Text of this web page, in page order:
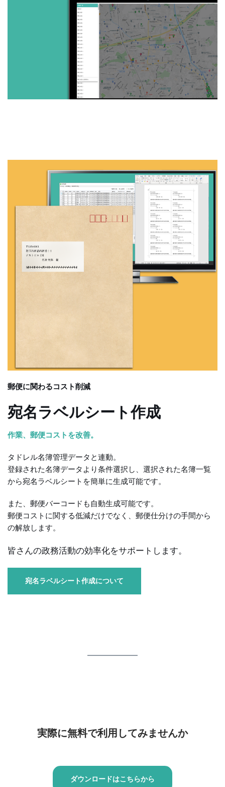
郵便に関わるコスト削減
宛名ラベルシート作成
作業、郵便コストを改善。
タドレル名簿管理データと連動。
登録された名簿データより条件選択し、選択された名簿一覧
から宛名ラベルシートを簡単に生成可能です。
また、郵便バーコードも自動生成可能です。
郵便コストに関する低減だけでなく、郵便仕分けの手間から
の解放します。
皆さんの政務活動の効率化をサポートします。
宛名ラベルシート作成について
実際に無料で利用してみませんか
ダウンロードはこちらから